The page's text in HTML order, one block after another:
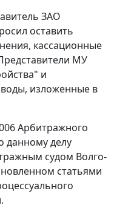
ЗАО
оставить
кассационные
МУ
и
изложенные в
Арбитражного
данному делу
судом Волго-
статьями